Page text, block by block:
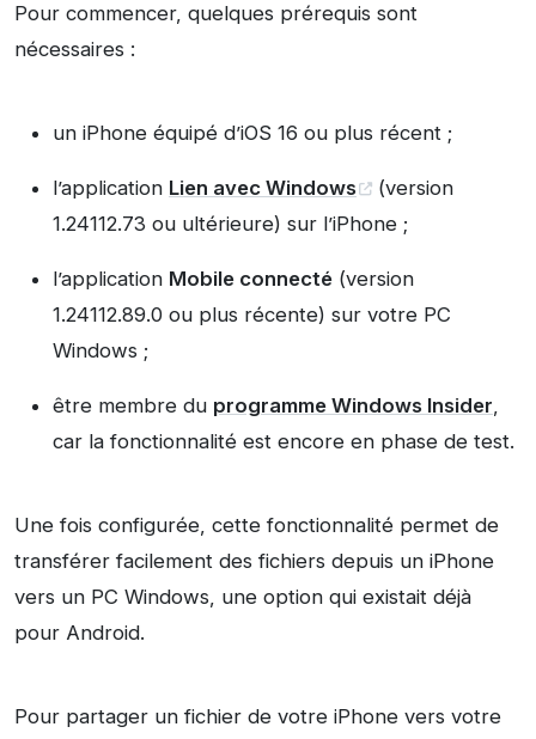
Pour commencer, quelques prérequis sont
nécessaires :
un iPhone équipé d’iOS 16 ou plus récent ;
l’application Lien avec Windows
(version
1.24112.73 ou ultérieure) sur l’iPhone ;
l’application Mobile connecté (version
1.24112.89.0 ou plus récente) sur votre PC
Windows ;
être membre du programme Windows Insider,
car la fonctionnalité est encore en phase de test.
Une fois configurée, cette fonctionnalité permet de
transférer facilement des fichiers depuis un iPhone
vers un PC Windows, une option qui existait déjà
pour Android.
Pour partager un fichier de votre iPhone vers votre